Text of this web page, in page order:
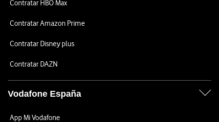
Contratar HBO Max
Contratar Amazon Prime
Contratar Disney plus
Contratar DAZN
Vodafone España
App Mi Vodafone